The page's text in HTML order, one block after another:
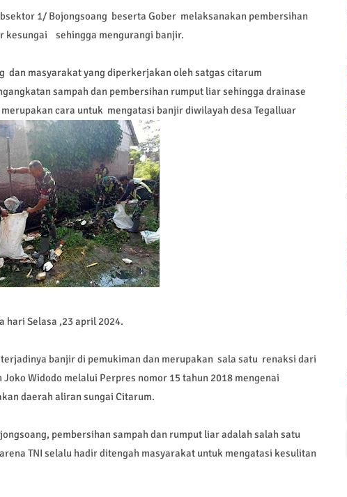
1/ Bojongsoang beserta Gober melaksanakan pembersihan
kesungai sehingga mengurangi banjir.
dan masyarakat yang diperkerjakan oleh satgas citarum
sampah dan pembersihan rumput liar sehingga drainase
cara untuk mengatasi banjir diwilayah desa Tegalluar
hari Selasa ,23 april 2024.
banjir di pemukiman dan merupakan sala satu renaksi dari
Widodo melalui Perpres nomor 15 tahun 2018 mengenai
daerah aliran sungai Citarum.
pembersihan sampah dan rumput liar adalah salah satu
TNI selalu hadir ditengah masyarakat untuk mengatasi kesulitan